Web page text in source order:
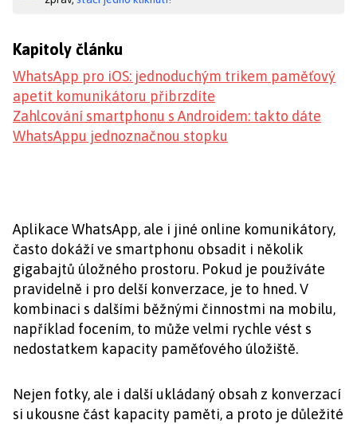
Kapitoly článku
WhatsApp pro iOS: jednoduchým trikem paměťový
apetit komunikátoru přibrzdíte
Zahlcování smartphonu s Androidem: takto dáte
WhatsAppu jednoznačnou stopku
Aplikace WhatsApp, ale i jiné online komunikátory,
často dokáží ve smartphonu obsadit i několik
gigabajtů úložného prostoru. Pokud je používáte
pravidelně i pro delší konverzace, je to hned. V
kombinaci s dalšími běžnými činnostmi na mobilu,
například focením, to může velmi rychle vést s
nedostatkem kapacity paměťového úložiště.
Nejen fotky, ale i další ukládaný obsah z konverzací
si ukousne část kapacity paměti, a proto je důležité